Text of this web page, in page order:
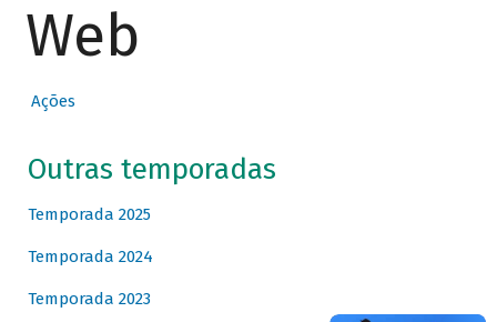
Web
Ações
Outras temporadas
Temporada 2025
Temporada 2024
Temporada 2023